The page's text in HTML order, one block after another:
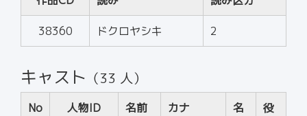
38360 ドクロヤシキ 2
キャスト （33 人）
No 人物ID 名前 カナ
名
役